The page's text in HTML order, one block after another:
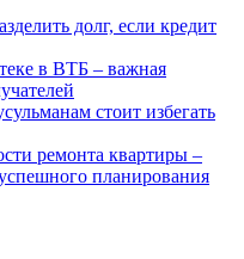
долг, если кредит
в ВТБ – важная
стоит избегать
ремонта квартиры –
планирования